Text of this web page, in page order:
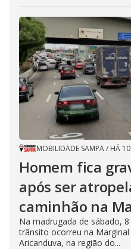
MOBILIDADE SAMPA/ HÁ
Homem fica
após ser
caminhão na
Na madrugada de sábado,
trânsito ocorreu na
Aricanduva, na região do...